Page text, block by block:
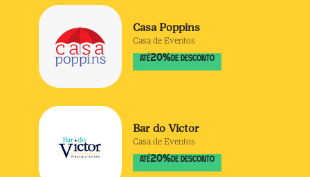
Casa Poppins
Casa de Eventos
ATÉ20% DE DESCONTO
Bar do Victor
Casa de Eventos
ATÉ20% DE DESCONTO